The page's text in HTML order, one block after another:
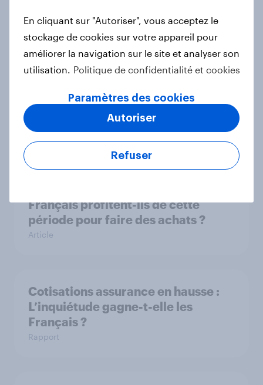
campagnes, deux réalités
attentes des jeunes générations en
Article
Français profitent-ils de cette
période pour faire des achats ?
Article
Cotisations assurance en hausse :
L’inquiétude gagne-t-elle les
Français ?
Rapport
En cliquant sur "Autoriser", vous acceptez le
stockage de cookies sur votre appareil pour
améliorer la navigation sur le site et analyser son
utilisation.
Politique de confidentialité et cookies
Paramètres des cookies
Refuser
Autoriser